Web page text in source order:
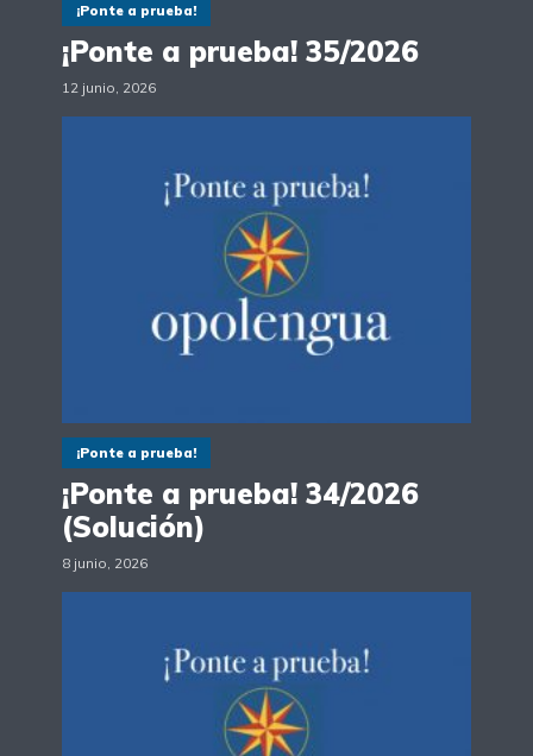
¡Ponte a prueba!
¡Ponte a prueba! 35/2026
12 junio, 2026
¡Ponte a prueba!
¡Ponte a prueba! 34/2026
(Solución)
8 junio, 2026